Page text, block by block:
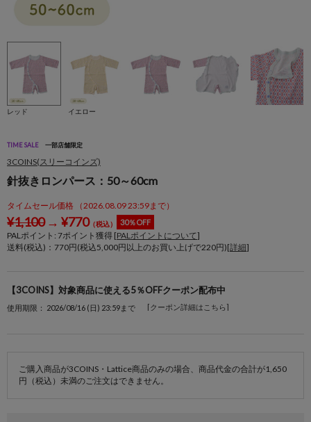
レッド イエロー
TIME SALE 一部店舗限定
3COINS(スリーコインズ)
針抜きロンパース：50～60cm
タイムセール価格 （2026.08.09 23:59まで）
¥1,100→ ¥770（税込） 30％OFF
PALポイント: 7ポイント獲得 [PALポイントについて]
送料(税込)：770円(税込5,000円以上のお買い上げで220円)[詳細]
【3COINS】対象商品に使える5％OFFクーポン配布中
使用期限： 2026/08/16 (日) 23:59まで [クーポン詳細はこちら]
ご購入商品が3COINS・Lattice商品のみの場合、商品代金の合計が1,650
円（税込）未満のご注文はできません。